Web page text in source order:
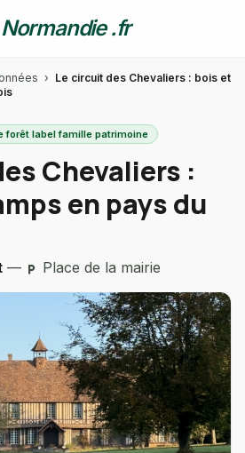
.fr
› Le circuit des Chevaliers : bois et
forêt label famille patrimoine
Chevaliers :
en pays du
— local_parking Place de la mairie